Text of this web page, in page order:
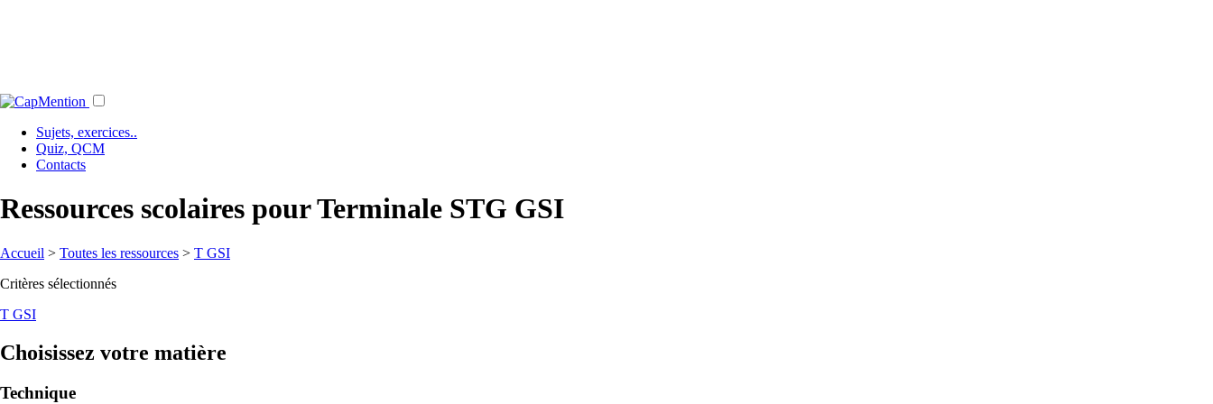
Sujets, exercices..
Quiz, QCM
Contacts
Ressources scolaires pour Terminale STG GSI
Accueil > Toutes les ressources > T GSI
Critères sélectionnés
T GSI
Choisissez votre matière
Technique